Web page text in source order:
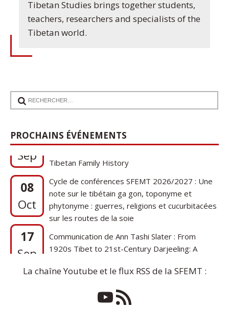
Tibetan Studies brings together students,
teachers, researchers and specialists of the
Tibetan world.
PROCHAINS ÉVÉNEMENTS
17
Sep
Communication de Ann Tashi Slater : From
1920s Tibet to 21st-Century Darjeeling: A
08
Oct
Cycle de conférences SFEMT 2026/2027 : Une
note sur le tibétain ga gon, toponyme et
phytonyme : guerres, religions et cucurbitacées
sur les routes de la soie
17
Sep
1920s Tibet to 21st-Century Darjeeling: A
Tibetan Family History
La chaîne Youtube et le flux RSS de la SFEMT :